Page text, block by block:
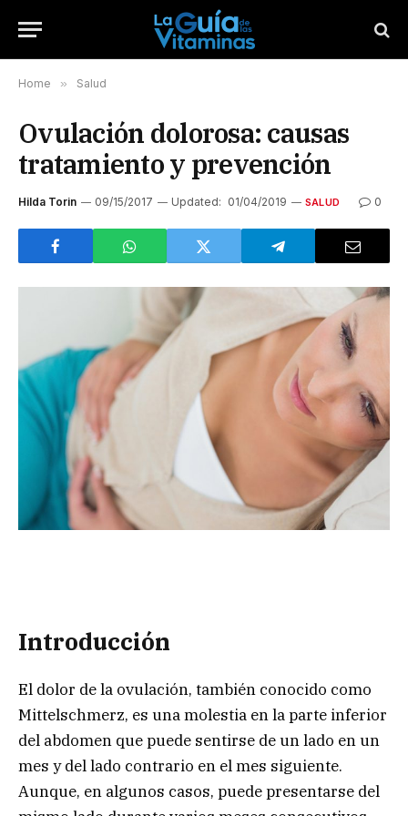
Home » Salud
Ovulación dolorosa: causas
tratamiento y prevención
Hilda Torin 09/15/2017 Updated: 01/04/2019 SALUD 0
Introducción
El dolor de la ovulación, también conocido como
Mittelschmerz, es una molestia en la parte inferior
del abdomen que puede sentirse de un lado en un
mes y del lado contrario en el mes siguiente.
Aunque, en algunos casos, puede presentarse del